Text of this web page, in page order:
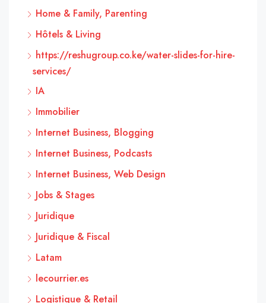
Home & Family, Parenting
Hôtels & Living
https://reshugroup.co.ke/water-slides-for-hire-
services/
IA
Immobilier
Internet Business, Blogging
Internet Business, Podcasts
Internet Business, Web Design
Jobs & Stages
Juridique
Juridique & Fiscal
Latam
lecourrier.es
Logistique & Retail